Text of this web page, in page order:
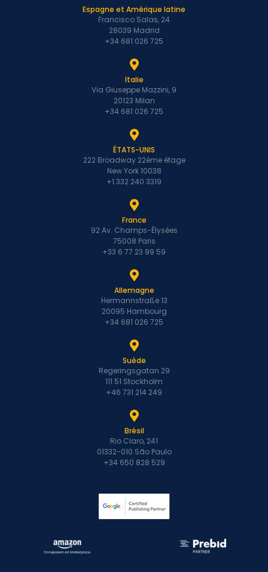
Espagne et Amérique latine
Francisco Salas, 24
28039 Madrid
+34 681 026 725
Italie
Via Giuseppe Mazzini, 9
20123 Milan
+34 681 026 725
ÉTATS-UNIS
222 Broadway 22ème étage
New York 10038
+1 332 240 3319
France
92 Av. Champs-Élysées
75008 Paris
+33 6 77 23 99 59
Allemagne
Hermannstraße 13
20095 Hambourg
+34 681 026 725
Suède
Regeringsgatan 29
111 51 Stockholm
+46 731 214 249
Brésil
Rio Claro, 241
01332-010 São Paulo
+34 650 828 529